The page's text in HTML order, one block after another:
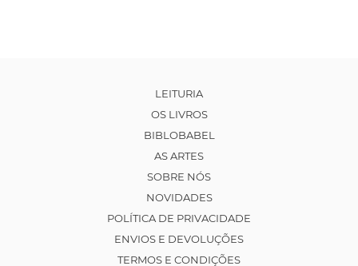
LEITURIA
OS LIVROS
BIBLOBABEL
AS ARTES
SOBRE NÓS
NOVIDADES
POLÍTICA DE PRIVACIDADE
ENVIOS E DEVOLUÇÕES
TERMOS E CONDIÇÕES